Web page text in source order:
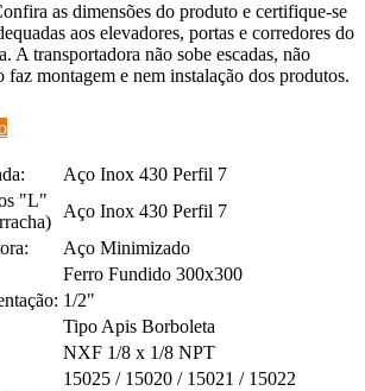
as dimensões do produto e certifique-se
aos elevadores, portas e corredores do
A transportadora não sobe escadas, não
faz montagem e nem instalação dos produtos.
Aço Inox 430 Perfil 7
"L"
Aço Inox 430 Perfil 7
Aço Minimizado
Ferro Fundido 300x300
1/2"
Tipo Apis Borboleta
NXF 1/8 x 1/8 NPT
15025 / 15020 / 15021 / 15022